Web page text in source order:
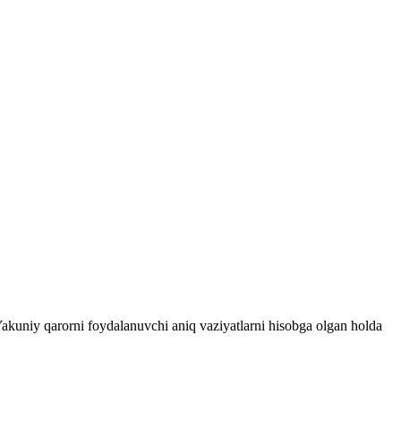
qarorni foydalanuvchi aniq vaziyatlarni hisobga olgan holda